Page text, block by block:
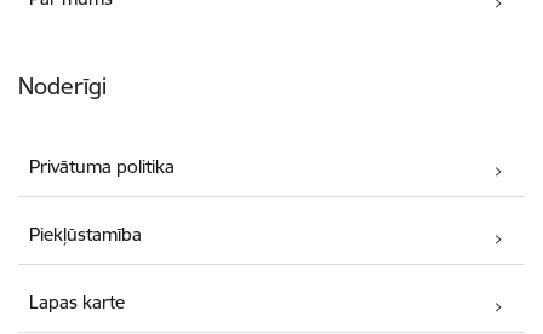
Noderīgi
Privātuma politika
Piekļūstamība
Lapas karte